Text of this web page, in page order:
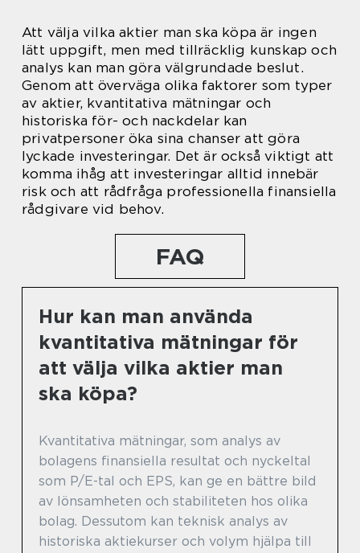
Att välja vilka aktier man ska köpa är ingen
lätt uppgift, men med tillräcklig kunskap och
analys kan man göra välgrundade beslut.
Genom att överväga olika faktorer som typer
av aktier, kvantitativa mätningar och
historiska för- och nackdelar kan
privatpersoner öka sina chanser att göra
lyckade investeringar. Det är också viktigt att
komma ihåg att investeringar alltid innebär
risk och att rådfråga professionella finansiella
rådgivare vid behov.
FAQ
Hur kan man använda
kvantitativa mätningar för
att välja vilka aktier man
ska köpa?
Kvantitativa mätningar, som analys av
bolagens finansiella resultat och nyckeltal
som P/E-tal och EPS, kan ge en bättre bild
av lönsamheten och stabiliteten hos olika
bolag. Dessutom kan teknisk analys av
historiska aktiekurser och volym hjälpa till